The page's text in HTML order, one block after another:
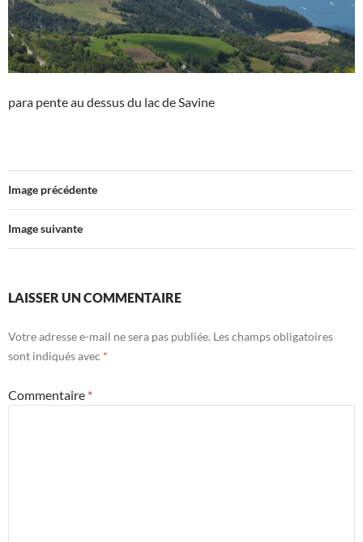
para pente au dessus du lac de Savine
Image précédente
Image suivante
LAISSER UN COMMENTAIRE
Votre adresse e-mail ne sera pas publiée. Les champs obligatoires
sont indiqués avec *
Commentaire *